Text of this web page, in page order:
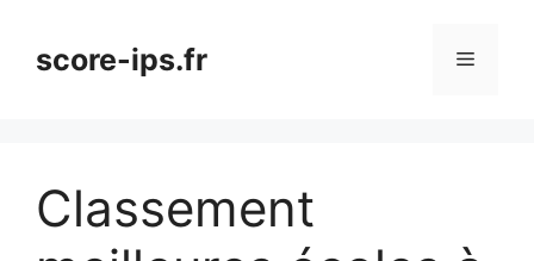
contenuscore-ips.fr Menu
Classement